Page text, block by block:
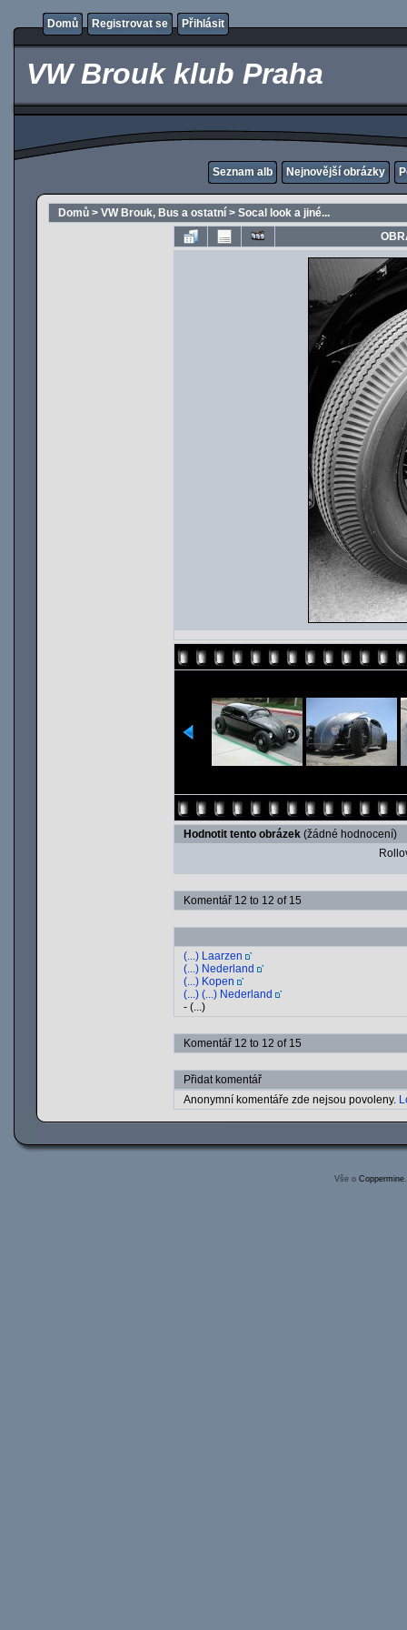
Domů Registrovat se Přihlásit
VW Brouk klub Praha
Seznam alb Nejnovější obrázky
Domů > VW Brouk, Bus a ostatní > Socal look a jiné...
Hodnotit tento obrázek (žádné hodnocení)
Komentář 12 to 12 of 15
(...) Laarzen
(...) Nederland
(...) Kopen
(...) (...) Nederland
- (...)
Komentář 12 to 12 of 15
Přidat komentář
Anonymní komentáře zde nejsou povoleny.
Vše o Coppermine